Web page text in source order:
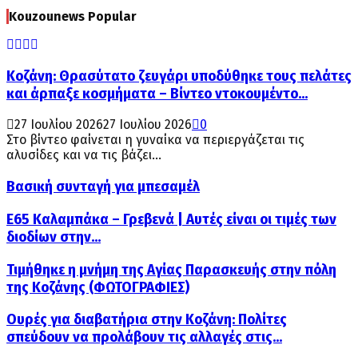
Kouzounews Popular
Κοζάνη: Θρασύτατο ζευγάρι υποδύθηκε τους πελάτες
και άρπαξε κοσμήματα – Βίντεο ντοκουμέντο...
27 Ιουλίου 202627 Ιουλίου 2026
0
Στο βίντεο φαίνεται η γυναίκα να περιεργάζεται τις
αλυσίδες και να τις βάζει...
Βασική συνταγή για μπεσαμέλ
Ε65 Καλαμπάκα – Γρεβενά | Αυτές είναι οι τιμές των
διοδίων στην...
Τιμήθηκε η μνήμη της Αγίας Παρασκευής στην πόλη
της Κοζάνης (ΦΩΤΟΓΡΑΦΙΕΣ)
Ουρές για διαβατήρια στην Κοζάνη: Πολίτες
σπεύδουν να προλάβουν τις αλλαγές στις...